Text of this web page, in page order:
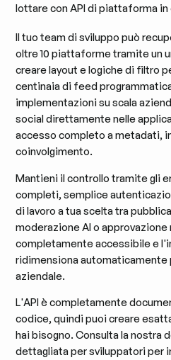
lottare con API di piattaforma
Il tuo team di sviluppo può
oltre 10 piattaforme tramite un
creare layout e logiche di filtro
centinaia di feed
implementazioni su scala
social direttamente nelle
accesso completo a metadati,
coinvolgimento.
Mantieni il controllo tramite gli
completi, semplice
di lavoro a tua scelta tra
moderazione AI o approvazione
completamente accessibile e
ridimensiona automaticamente
aziendale.
L'API è completamente
codice, quindi puoi creare
hai bisogno. Consulta la nostra
dettagliata per sviluppatori per